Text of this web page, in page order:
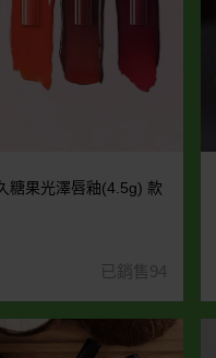
糖果光澤唇釉(4.5g) 款
已銷售94